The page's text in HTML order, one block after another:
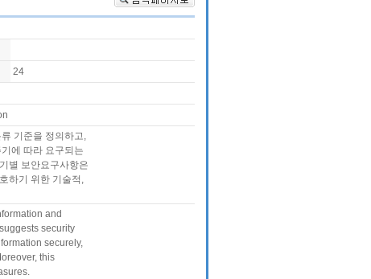
24
기준을 정의하고,
에 따라 요구되는
별 보안요구사항은
하기 위한 기술적,
and
security
securely,
this